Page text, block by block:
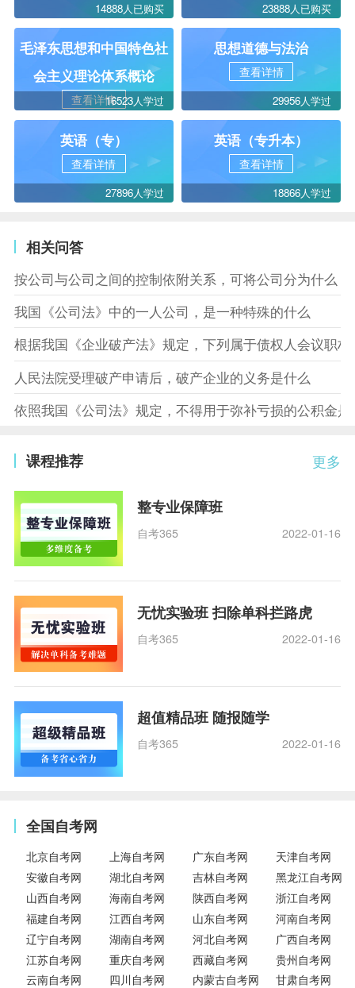
14888人已购买 23888人已购买
毛泽东思想和中国特色社
会主义理论体系概论
查看详情16523人学过
思想道德与法治
查看详情
29956人学过
英语（专）
查看详情
27896人学过
英语（专升本）
查看详情
18866人学过
相关问答
按公司与公司之间的控制依附关系，可将公司分为什么
我国《公司法》中的一人公司，是一种特殊的什么
根据我国《企业破产法》规定，下列属于债权人会议职
人民法院受理破产申请后，破产企业的义务是什么
依照我国《公司法》规定，不得用于弥补亏损的公积金是
更多
课程推荐
整专业保障班
自考365 2022-01-16
无忧实验班 扫除单科拦路虎
自考365 2022-01-16
超值精品班 随报随学
自考365 2022-01-16
全国自考网
北京自考网 上海自考网 广东自考网
天津自考网
安徽自考网
湖北自考网 吉林自考网
黑龙江自考网
山西自考网
海南自考网 陕西自考网
浙江自考网
福建自考网
江西自考网 山东自考网
河南自考网
辽宁自考网
湖南自考网 河北自考网
广西自考网
江苏自考网
重庆自考网 西藏自考网
贵州自考网
云南自考网
四川自考网 内蒙古自考网 甘肃自考网